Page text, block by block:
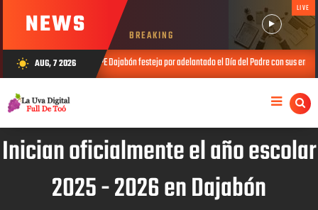
NEWS BREAKING
LIVE
wb_sunny AUG, 7 2026
Dajabón festeja por adelantado el Día del Padre con sus envejecientes JUL 25,
Inician oficialmente el año escolar
2025 - 2026 en Dajabón